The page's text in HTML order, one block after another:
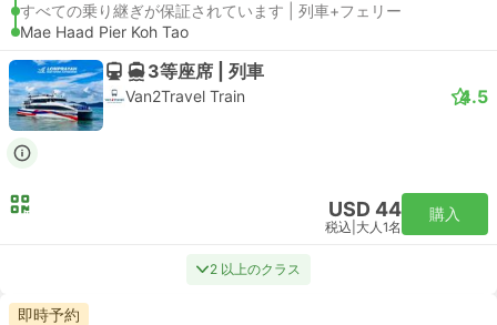
すべての乗り継ぎが保証されています | 列車+フェリー
Mae Haad Pier Koh Tao
3等座席 | 列車
Van2Travel Train 4.5
USD 44
税込 大人1名
購入
2 以上のクラス
即時予約